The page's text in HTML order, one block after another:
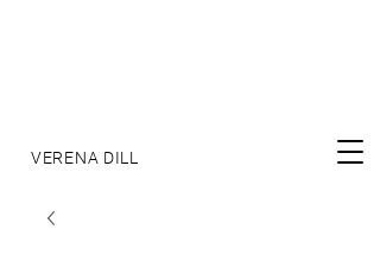
VERENA DILL